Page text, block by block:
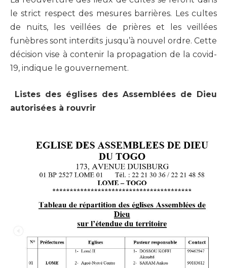
le strict respect des mesures barrières. Les cultes
de nuits, les veillées de prières et les veillées
funèbres sont interdits jusqu’à nouvel ordre. Cette
décision vise à contenir la propagation de la covid-
19, indique le gouvernement.
Listes des églises des Assemblées de Dieu
autorisées à rouvrir